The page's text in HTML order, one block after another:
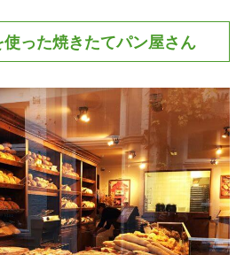
った焼きたてパン屋さん